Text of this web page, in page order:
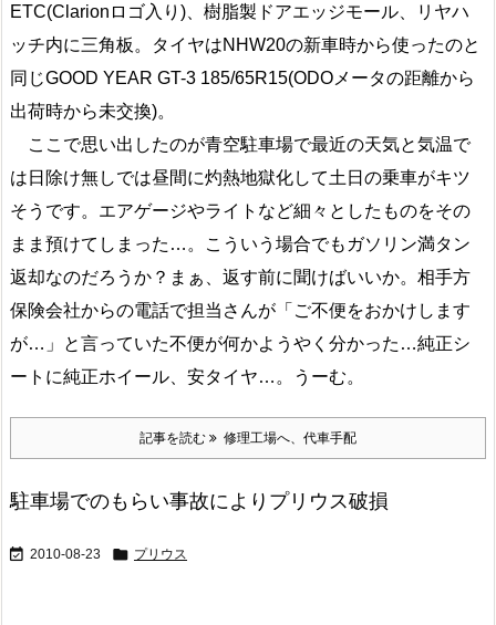
ETC(Clarionロゴ入り)、樹脂製ドアエッジモール、リヤハ
ッチ内に三角板。タイヤはNHW20の新車時から使ったのと
同じGOOD YEAR GT-3 185/65R15(ODOメータの距離から
出荷時から未交換)。
ここで思い出したのが青空駐車場で最近の天気と気温で
は日除け無しでは昼間に灼熱地獄化して土日の乗車がキツ
そうです。エアゲージやライトなど細々としたものをその
まま預けてしまった…。こういう場合でもガソリン満タン
返却なのだろうか？まぁ、返す前に聞けばいいか。相手方
保険会社からの電話で担当さんが「ご不便をおかけします
が…」と言っていた不便が何かようやく分かった…純正シ
ートに純正ホイール、安タイヤ…。うーむ。
記事を読む 修理工場へ、代車手配
駐車場でのもらい事故によりプリウス破損
 2010-08-23  プリウス